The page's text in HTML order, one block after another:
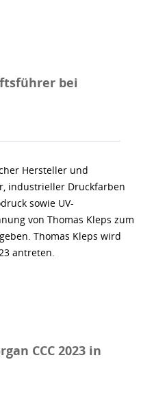
bei
Hersteller und
industrieller Druckfarben
sowie UV-
von Thomas Kleps zum
Thomas Kleps wird
antreten.
CCC 2023 in